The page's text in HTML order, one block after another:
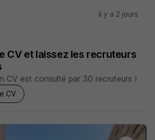
il y a 2 jours
CV et laissez les recruteurs
CV est consulté par 30 recruteurs !
CV